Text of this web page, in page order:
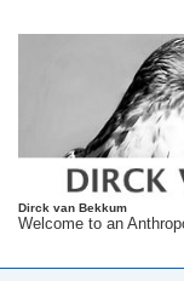
Dirck van Bekkum
Welcome to an